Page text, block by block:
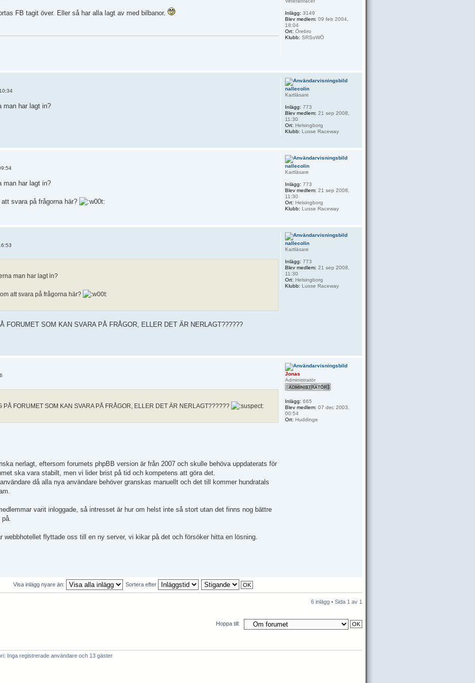
FB tagit över. Eller så har alla lagt av med bilbanor. Inlägg: 3149
Blev medlem: 09 feb 2004,
18:04
Ort: Örebro
Klubb: SRSoWÖ
man har lagt in?
nallecolin
Kartläsare
Inlägg: 773
Blev medlem: 21 sep 2008,
11:30
Ort: Helsingborg
Klubb: Lusse Raceway
man har lagt in?
svara på frågorna här?
nallecolin
Kartläsare
Inlägg: 773
Blev medlem: 21 sep 2008,
11:30
Ort: Helsingborg
Klubb: Lusse Raceway
man har lagt in?
att svara på frågorna här?
FORUMET SOM KAN SVARA PÅ FRÅGOR, ELLER DET ÄR NERLAGT??????
nallecolin
Kartläsare
Inlägg: 773
Blev medlem: 21 sep 2008,
11:30
Ort: Helsingborg
Klubb: Lusse Raceway
PÅ FORUMET SOM KAN SVARA PÅ FRÅGOR, ELLER DET ÄR NERLAGT??????
nerlagt, eftersom forumets phpBB version är från 2007 och skulle behöva uppdaterats för
ska vara stabilt, men vi lider brist på tid och kompetens att göra det.
då alla nya användare behöver granskas manuellt och det till kommer hundratals
varit inloggade, så intresset är hur om helst inte så stort utan det finns nog bättre
på.
webbhotellet flyttade oss till en ny server, vi kikar på det och försöker hitta en lösning.
Jonas
Administratör
Inlägg: 665
Blev medlem: 07 dec 2003,
00:54
Ort: Huddinge
Visa inlägg nyare än: Sortera efter
6 inlägg • Sida 1 av 1
Hoppa till:
Inga registrerade användare och 13 gäster